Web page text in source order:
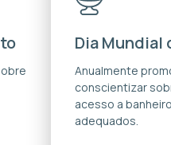
Dia Mundial
Anualmente
conscientizar
acesso a
adequados.